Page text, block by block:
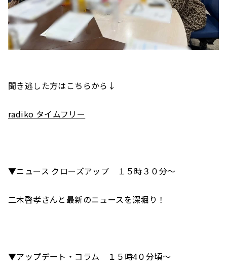
聞き逃した方はこちらから↓
radiko タイムフリー
▼ニュース クローズアップ １５時３０分～
二木啓孝さんと最新のニュースを深堀り！
▼アップデート・コラム １５時4０分頃～